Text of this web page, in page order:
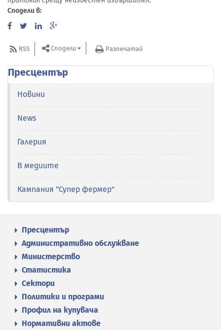
Сподели в:
RSS Сподели Разпечатай
Пресцентър
Новини
News
Галерия
В медиите
Кампания "Супер фермер"
Пресцентър
Административно обслужване
Министерство
Статистика
Сектори
Политики и програми
Профил на купувача
Нормативни актове